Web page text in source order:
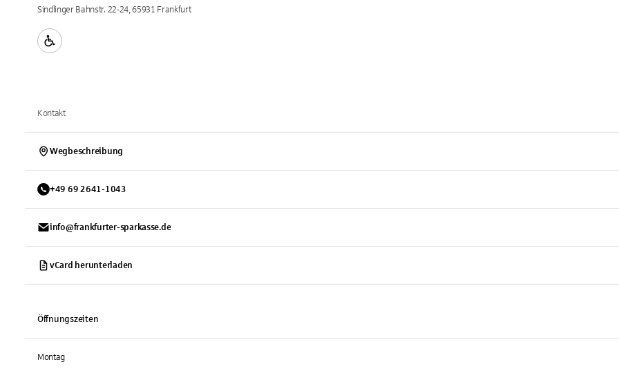
Sindlinger Bahnstr. 22-24, 65931 Frankfurt
Kontakt
Wegbeschreibung
+49 69 2641-1043
info@frankfurter-sparkasse.de
vCard herunterladen
Öffnungszeiten
Montag